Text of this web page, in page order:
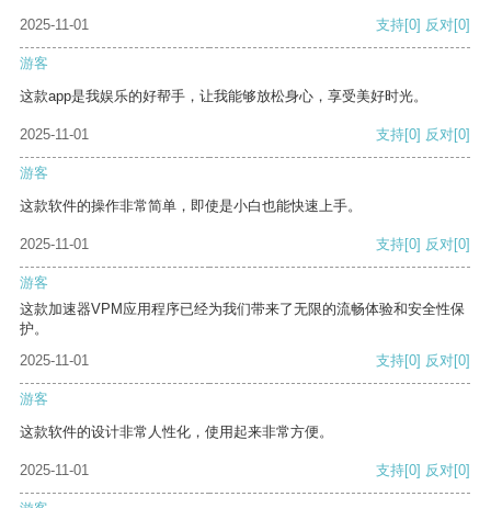
2025-11-01 支持[0] 反对[0]
游客
这款app是我娱乐的好帮手，让我能够放松身心，享受美好时光。
2025-11-01 支持[0] 反对[0]
游客
这款软件的操作非常简单，即使是小白也能快速上手。
2025-11-01 支持[0] 反对[0]
游客
这款加速器VPM应用程序已经为我们带来了无限的流畅体验和安全性保
护。
2025-11-01
支持[0] 反对[0]
游客
这款软件的设计非常人性化，使用起来非常方便。
2025-11-01 支持[0] 反对[0]